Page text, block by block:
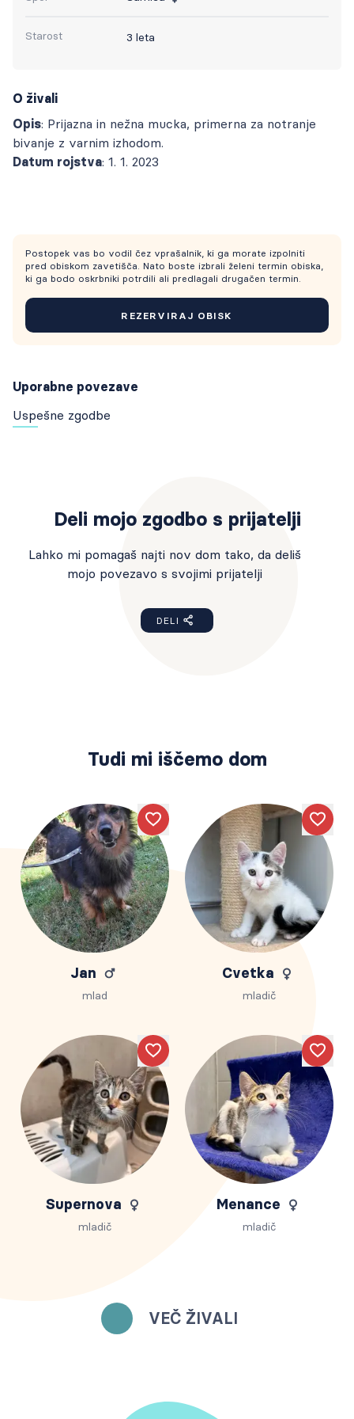
Starost 3 leta
O živali
Opis: Prijazna in nežna mucka, primerna za notranje
bivanje z varnim izhodom.
Datum rojstva: 1. 1. 2023
Postopek vas bo vodil čez vprašalnik, ki ga morate izpolniti
pred obiskom zavetišča. Nato boste izbrali želeni termin obiska,
ki ga bodo oskrbniki potrdili ali predlagali drugačen termin.
REZERVIRAJ OBISK
Uporabne povezave
Uspešne zgodbe
Deli mojo zgodbo s prijatelji
Lahko mi pomagaš najti nov dom tako, da deliš
mojo povezavo s svojimi prijatelji
DELI
Tudi mi iščemo dom
VEČ ŽIVALI
Like
Jan
mlad
Like
Cvetka
mladič
Like
Supernova
mladič
Like
Menance
mladič